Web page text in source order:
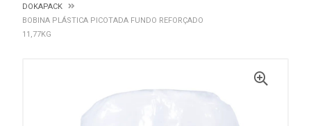
DOKAPACK
BOBINA PLÁSTICA PICOTADA FUNDO REFORÇADO
11,77KG